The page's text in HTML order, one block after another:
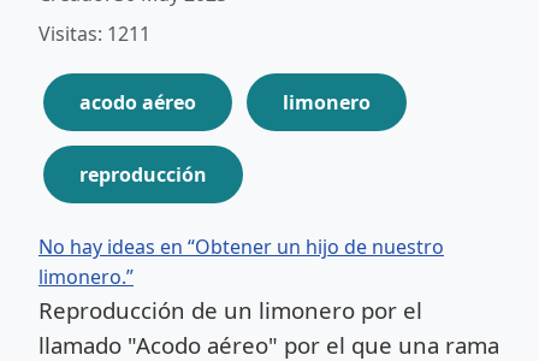
Visitas: 1211
acodo aéreo limonero
reproducción
No hay ideas en “Obtener un hijo de nuestro
limonero.”
Reproducción de un limonero por el
llamado "Acodo aéreo" por el que una rama